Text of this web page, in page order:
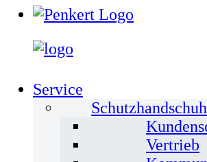
Service
Vertrieb